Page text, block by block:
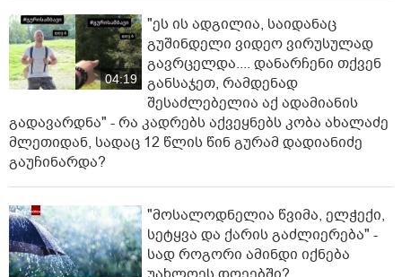
04:19
"ეს ის ადგილია, საიდანაც
გუშინდელი ვიდეო ვირუსულად
გავრცელდა.... დანარჩენი თქვენ
განსაჯეთ, რამდენად
შესაძლებელია აქ ადამიანის
გადავარდნა" - რა კადრებს აქვეყნებს კობა ახალაძე
მლეთიდან, სადაც 12 წლის წინ გურამ დადიანიძე
გაუჩინარდა?
"მოსალოდნელია წვიმა, ელჭექი,
სეტყვა და ქარის გაძლიერება" -
სად როგორი ამინდი იქნება